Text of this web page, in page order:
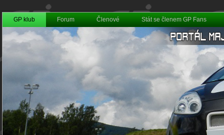
GP klub Forum Členové Stát se členem GP Fans